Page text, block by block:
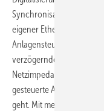
eigener Ethernet-
Anlagensteuerung die
verzögernde Taktung der
Netzimpedanz wird
gesteuerte Anlagen oder
geht. Mit mehr als zehn